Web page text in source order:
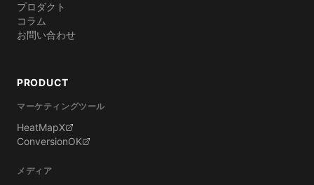
プロダクト
コラム
お問い合わせ
PRODUCT
マーケティングツール
HeatMapX
ConversionOK
メディア